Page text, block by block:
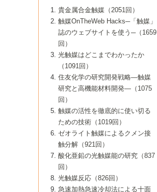
8号 高機能化ポリオレフィンに向けた重合
触媒の最近の進展
7号 持続可能社会実現のための触媒および
触媒関連技術
5号 若手会員による触媒研究の未来展望1：
企業編
6号 第102回触媒討論会
7号 触媒・化学反応における計算化学の進
8号 若手研究者による触媒研究の未来展望
2：大学・研究所編
5号 こんな物質，あんな物質―新たな触媒
の可能性―
7号 『結晶の化学』を活かした触媒研究
8号 イオン液体の応用
5号 水素製造・貯蔵のための触媒技術の新
しい展開
6号 第98回触媒討論会
7号 基礎化学品製造の触媒技術
8号 多機能型リアクター
4号 水分解用光触媒材料
5号 時間分解分光の進歩と応用
6号 第96回触媒討論会
8号 超臨界流体を用いた化学プロセスの新
2号 第93回触媒討論会
3号 特殊エネルギー場の触媒反応
4号 生体内における金属の触媒作用
5号 ファインケミカルズの展開に寄与する
6号 第94回触媒討論会
7号 サブナノレベルでみた新しい表面現象
8号 オレフィン重合触媒の新たな展
1号 なぜこの触媒が良いのか？
2号 第91回触媒討論会
3号 最近の自動車排ガス処理技術
4号 触媒研究の現状と将来─第90回触媒討論
5号 基礎化学品製造の触媒技術
6号 第92回触媒討論会
7号 基礎化学品製造の触媒技術
8号 資源の循環と触媒技術
▼44巻（2002年）
1号 高次制御された触媒の化学
2号 第89回触媒討論会
3号 触媒を利用した電気化学の新展開
4号 ナノ材料の調製と機能化
5号 こんな触媒が欲しい
6号 第90回触媒討論会
7号 触媒研究と学術雑誌/情報
8号 若い世代からみた触媒化学の現状と未
▼43巻（2001年）
1号 グリーンケミストリーと触媒
2号 第87回触媒討論会特集号
3号 生体触媒とバイオプロセス
4号 水素製造・利用の触媒化学
5号 触媒研究における新しい切り口：コン
ビナトリアルケミストリー
6号 第88回触媒討論会特集号
7号 企業における触媒研究のブレークスル
8号 この材料を触媒として使ってみません
▼42巻（2000年）
1号 触媒反応工学の明日を拓く
2号 第85回触媒討論会
3号 反応ダイナミクス
5号 触媒のおもしろさをどのように伝える
6号 第86回触媒討論会
7号 水素化精製触媒の新しい展開
8号 新しい反応性と機能性を目指した金属
クラスタ-化学
▼41巻（1999年）
1号 孔、穴、あな?-特異な空間とその利用-
2号 第83回触媒討論会
3号 均一系触媒反応最前線
4号 実用炭素材料の新展開
5号 研究の方法論を考える
7号 機能性金属材料と触媒
8号 触媒研究へのNMRの応用と展望
▼40巻（1998年）
進展と21世紀への提言/創立40周年記念・触
媒学会この10年の歩みとこれから/創立40周
2号 第81回触媒討論会
3号 計算機触媒化学へのさそい
4号 触媒劣化の制御と予測
5号 最新の実用プロセスと触媒
6号 第82回触媒討論会
1号 均一系と不均一系触媒反応-その特徴と
接点
2号 第79回触媒討論会
3号 最新NO除去触媒の実用化研究
4号 新しい反応場を目指した触媒調製
5号 反応・分離技術の新しい展開
6号 第80回触媒討論会
▼38巻（1996年）
1号 触媒の構造と触媒作用/C1化学を中心と
する21世紀への触媒
3号 オリンピックメダル:金・銀・銅はどん
な触媒作用を示すか
4号 触媒作用における機能の複合化
▼37巻（1995年）
1号 ファインケミカルズと固体触媒
2号 第75回触媒討論会
3号 希土類を利用した触媒
4号 触媒とリサイクル
5号 エネルギー変換触媒
▼36巻（1994年）
1号 電気化学と触媒
2号 第73回触媒討論会
3号 C4化学の展開
4号 《通常号》
▼35巻（1993年）
1号 工業触媒開発マニュアル―探索から工
業化まで
2号 第71回触媒討論会
▼34巻（1992年）
1号 インパクトを与えたこの研究
2号 第69回触媒討論会
▼33巻（1991年）
1号 触媒プロセス開発マニュアル―探索か
▼32巻（1990年）
貴金属合金触媒（2051回）
触媒OnTheWeb Hacks─「触媒」
誌のウェブサイトを使う─（1659
回）
光触媒はどこまでわかったか
（1091回）
住友化学の研究開発戦略―触媒
研究と高機能材料開発―（1075
回）
触媒の活性を徹底的に使い切る
ための技術（1019回）
ゼオライト触媒によるクメン接
触分解（921回）
酸化亜鉛の光触媒能の研究（837
回）
光触媒反応（826回）
急速加熱急速冷却法による十面